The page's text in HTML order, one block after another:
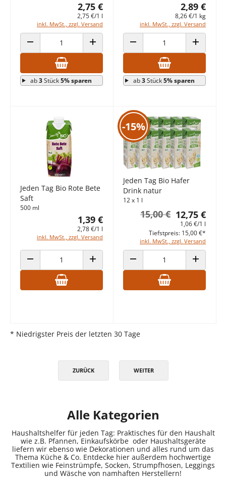
2,75 €
2,75 €/1 l
inkl. MwSt., zzgl. Versand
ANZAHL VERRINGERN ANZAHL ERHÖHEN
ab3Stück5% sparen
2,89 €
8,26 €/1 kg
inkl. MwSt., zzgl. Versand
ANZAHL VERRINGERN ANZAHL
ab3Stück5% sparen
Jeden Tag Bio Rote Bete
Saft
500 ml
1,39 €
2,78 €/1 l
inkl. MwSt., zzgl. Versand
ANZAHL VERRINGERN ANZAHL ERHÖHEN
-15%
Jeden Tag Bio Hafer
Drink natur
12 x 1 l
12,75 €
15,00 €
1,06 €/1 l
inkl. MwSt., zzgl. Versand
Tiefstpreis: 15,00 €*
ANZAHL VERRINGERN ANZAHL
* Niedrigster Preis der letzten 30 Tage
ZURÜCK WEITER
Alle Kategorien
Haushaltshelfer für jeden Tag: Praktisches für den Haushalt
wie z.B. Pfannen, Einkaufskörbe oder Haushaltsgeräte
liefern wir ebenso wie Dekorationen und alles rund um das
Thema Küche & Co. Entdecke hier außerdem hochwertige
Textilien wie Feinstrümpfe, Socken, Strumpfhosen, Leggings
und Wäsche von namhaften Herstellern!